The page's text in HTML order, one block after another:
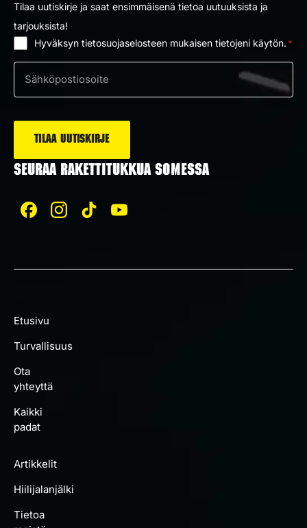
Tilaa uutiskirje ja saat ensimmäisenä tietoa uutuuksista ja
tarjouksista!
Hyväksyn tietosuojaselosteen mukaisen tietojeni käytön. *
Sähköposti
SEURAA RAKETTITUKKUA SOMESSA
Etusivu
Turvallisuus
Ota
yhteyttä
Kaikki
padat
Artikkelit
Hiilijalanjälki
Tietoa